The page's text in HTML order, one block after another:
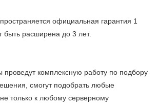
официальная гарантия 1
быть расширена до 3 лет.
проведут комплексную работу по подбору
смогут подобрать любые
только к любому серверному